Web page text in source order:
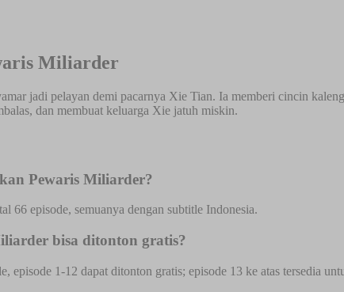
Miliarder
jadi pelayan demi pacarnya Xie Tian. Ia memberi cincin
dan membuat keluarga Xie jatuh miskin.
Pewaris Miliarder?
66 episode, semuanya dengan subtitle Indonesia.
bisa ditonton gratis?
episode 1-12 dapat ditonton gratis; episode 13 ke atas tersedia